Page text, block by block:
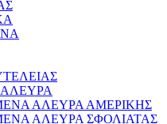
ΑΛΕΥΡΑ ΑΜΕΡΙΚΗΣ
ΑΛΕΥΡΑ ΣΦΟΛΙΑΤΑΣ